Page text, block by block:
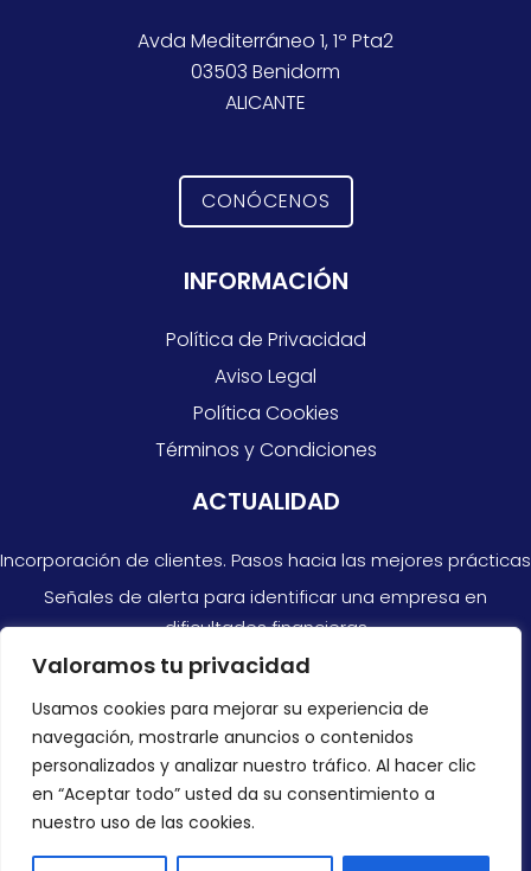
Valoramos tu privacidad
Usamos cookies para mejorar su experiencia de
navegación, mostrarle anuncios o contenidos
personalizados y analizar nuestro tráfico. Al hacer clic
en “Aceptar todo” usted da su consentimiento a
nuestro uso de las cookies.
Avda Mediterráneo 1, 1º Pta2
03503 Benidorm
ALICANTE
CONÓCENOS
INFORMACIÓN
Política de Privacidad
Aviso Legal
Política Cookies
Términos y Condiciones
ACTUALIDAD
Incorporación de clientes. Pasos hacia las mejores prácticas
Señales de alerta para identificar una empresa en
dificultades financieras
Razones por las que no siempre puedes confiar en las
CONTACTAR
+34 966 878 300